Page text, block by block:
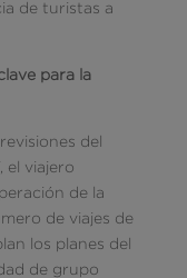
de turistas a
para la
del
el viajero
de la
de viajes de
los planes del
de grupo